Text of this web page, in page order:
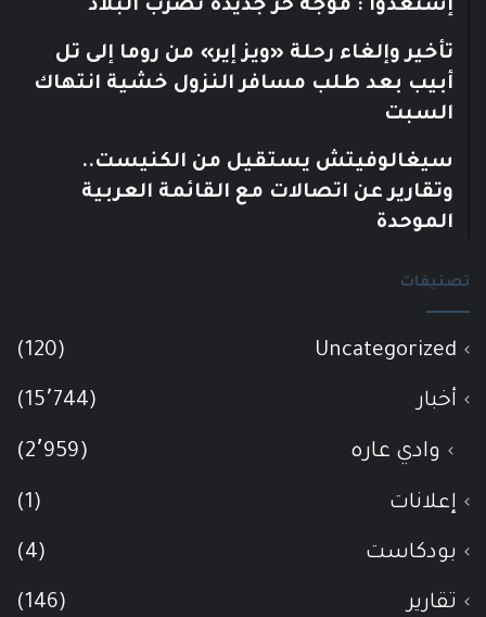
إستعدوا : موجة حر جديدة تضرب البلاد
تأخير وإلغاء رحلة «ويز إير» من روما إلى تل
أبيب بعد طلب مسافر النزول خشية انتهاك
السبت
سيغالوفيتش يستقيل من الكنيست..
وتقارير عن اتصالات مع القائمة العربية
الموحدة
تصنيفات
Uncategorized
(120)
أخبار (15٬744)
وادي عاره (2٬959)
إعلانات (1)
بودكاست (4)
تقارير (146)